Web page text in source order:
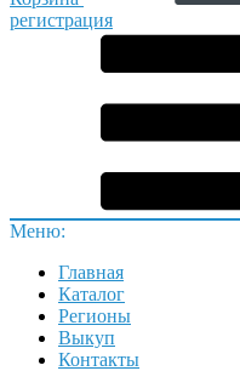
регистрация
Меню:
Главная
Каталог
Регионы
Выкуп
Контакты